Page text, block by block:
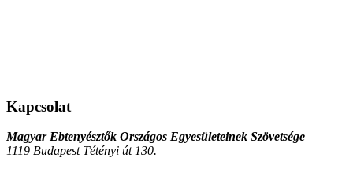
Kapcsolat
Magyar Ebtenyésztők Országos Egyesületeinek Szövetsége
1119 Budapest Tétényi út 130.